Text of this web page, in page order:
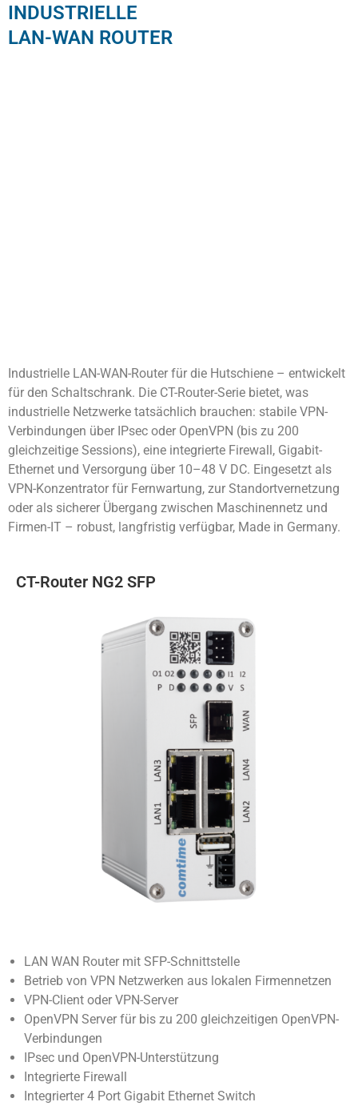
INDUSTRIELLE
LAN-WAN ROUTER
Industrielle LAN-WAN-Router für die Hutschiene – entwickelt
für den Schaltschrank. Die CT-Router-Serie bietet, was
industrielle Netzwerke tatsächlich brauchen: stabile VPN-
Verbindungen über IPsec oder OpenVPN (bis zu 200
gleichzeitige Sessions), eine integrierte Firewall, Gigabit-
Ethernet und Versorgung über 10–48 V DC. Eingesetzt als
VPN-Konzentrator für Fernwartung, zur Standortvernetzung
oder als sicherer Übergang zwischen Maschinennetz und
Firmen-IT – robust, langfristig verfügbar, Made in Germany.
CT-Router NG2 SFP
LAN WAN Router mit SFP-Schnittstelle
Betrieb von VPN Netzwerken aus lokalen Firmennetzen
VPN-Client oder VPN-Server
OpenVPN Server für bis zu 200 gleichzeitigen OpenVPN-
Verbindungen
IPsec und OpenVPN-Unterstützung
Integrierte Firewall
Integrierter 4 Port Gigabit Ethernet Switch